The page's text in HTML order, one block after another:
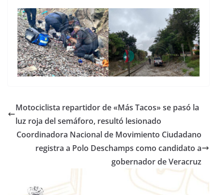
Motociclista repartidor de «Más Tacos» se pasó la
luz roja del semáforo, resultó lesionado
Coordinadora Nacional de Movimiento Ciudadano
registra a Polo Deschamps como candidato a
gobernador de Veracruz